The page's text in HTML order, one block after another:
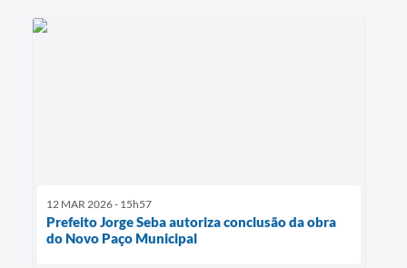
12 MAR 2026 - 15h57
Prefeito Jorge Seba autoriza conclusão da obra
do Novo Paço Municipal